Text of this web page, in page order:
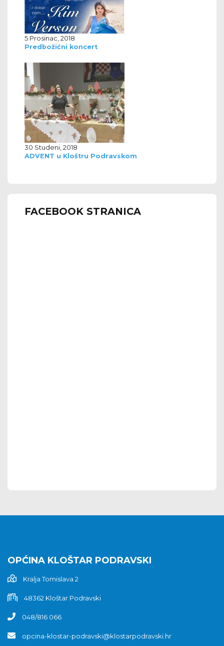
5 Prosinac, 2018
Predbožićni koncert
30 Studeni, 2018
ADVENT u Kloštru Podravskom
FACEBOOK STRANICA
OPĆINA KLOŠTAR PODRAVSKI
Kralja Tomislava 2
48362 Kloštar Podravski
048/816 066
opcina-klostar-podravski@klostarpodravski.hr